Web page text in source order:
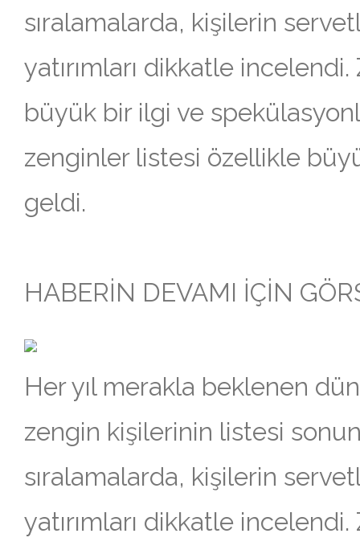
sıralamalarda, kişilerin
yatırımları dikkatle incelendi.
büyük bir ilgi ve
zenginler listesi özellikle
geldi.
HABERİN DEVAMI İÇİN
Her yıl merakla beklenen
zengin kişilerinin listesi
sıralamalarda, kişilerin
yatırımları dikkatle incelendi.